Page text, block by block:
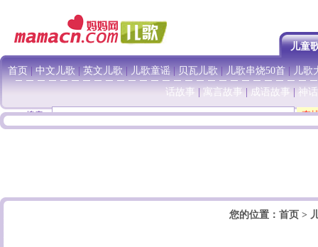
儿童
首页|中文儿歌|英文儿歌|儿歌童谣|贝瓦儿歌|儿歌串烧50首|儿歌
话故事
寓言故事 成语故事 神
搜索：
您的位置： 首页>